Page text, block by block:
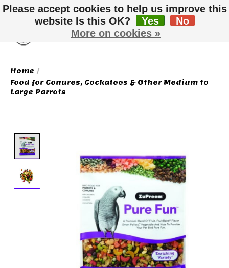
Wish List
Cart
Home /
Food for Conures, Cockatoos & Other Medium to
Large Parrots
Please accept cookies to help us improve this
website Is this OK?
Yes
No
More on cookies »